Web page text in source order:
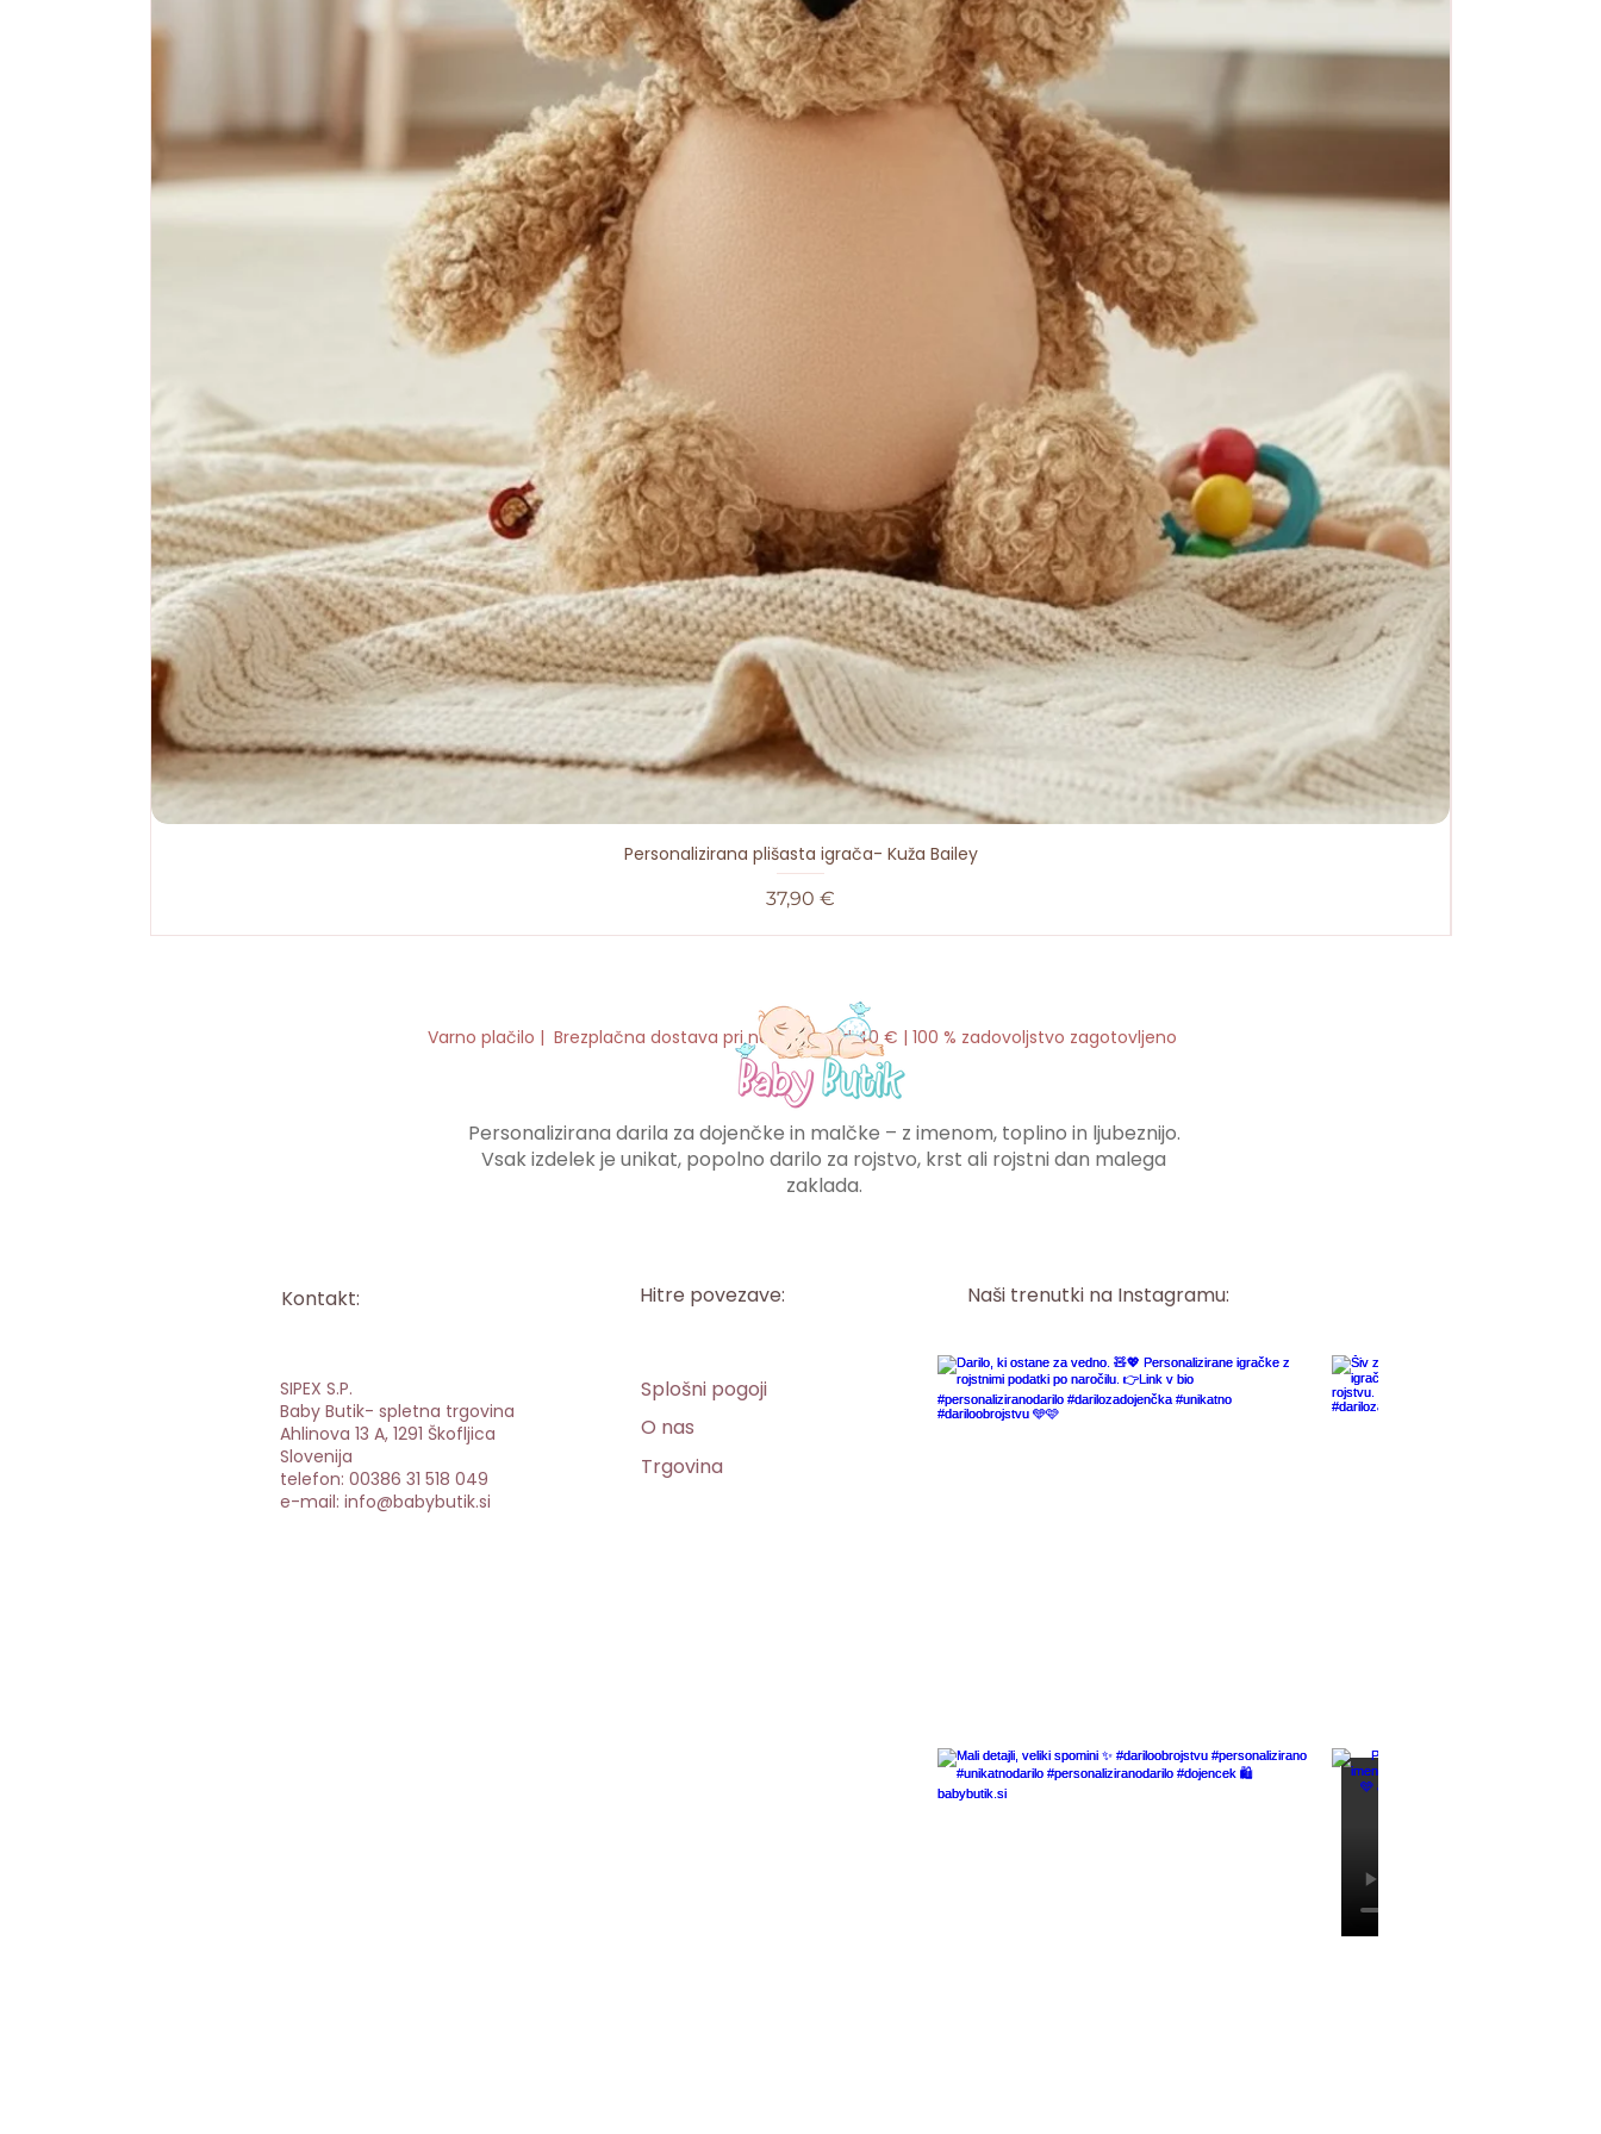
Personalizirana plišasta igrača- Kuža Bailey
Cena
37,90 €
Varno plačilo | Brezplačna dostava pri naročilu nad 40 € | 100 % zadovoljstvo zagotovljeno
Personalizirana darila za dojenčke in malčke – z imenom, toplino in ljubeznijo.
Vsak izdelek je unikat, popolno darilo za rojstvo, krst ali rojstni dan malega
zaklada.
Kontakt:
SIPEX S.P.
Baby Butik- spletna trgovina
Ahlinova 13 A, 1291 Škofljica
Slovenija
telefon: 00386 31 518 049
e-mail: info@babybutik.si
Hitre povezave:
Splošni pogoji
O nas
Trgovina
Naši trenutki na Instagramu: